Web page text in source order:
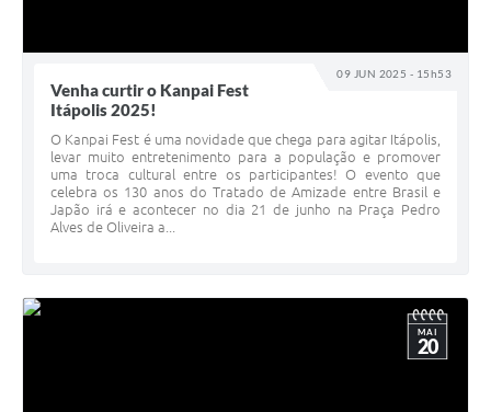
09 JUN 2025 - 15h53
Venha curtir o Kanpai Fest
Itápolis 2025!
O Kanpai Fest é uma novidade que chega para agitar Itápolis,
levar muito entretenimento para a população e promover
uma troca cultural entre os participantes! O evento que
celebra os 130 anos do Tratado de Amizade entre Brasil e
Japão irá e acontecer no dia 21 de junho na Praça Pedro
Alves de Oliveira a...
MAI
20